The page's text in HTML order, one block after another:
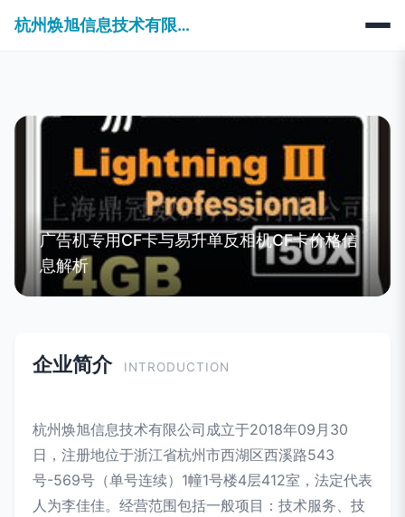
杭州焕旭信息技术有限公司
广告机专用CF卡与易升单反相机CF卡价格信
息解析
企业简介 INTRODUCTION
杭州焕旭信息技术有限公司成立于2018年09月30
日，注册地位于浙江省杭州市西湖区西溪路543
号-569号（单号连续）1幢1号楼4层412室，法定代表
人为李佳佳。经营范围包括一般项目：技术服务、技